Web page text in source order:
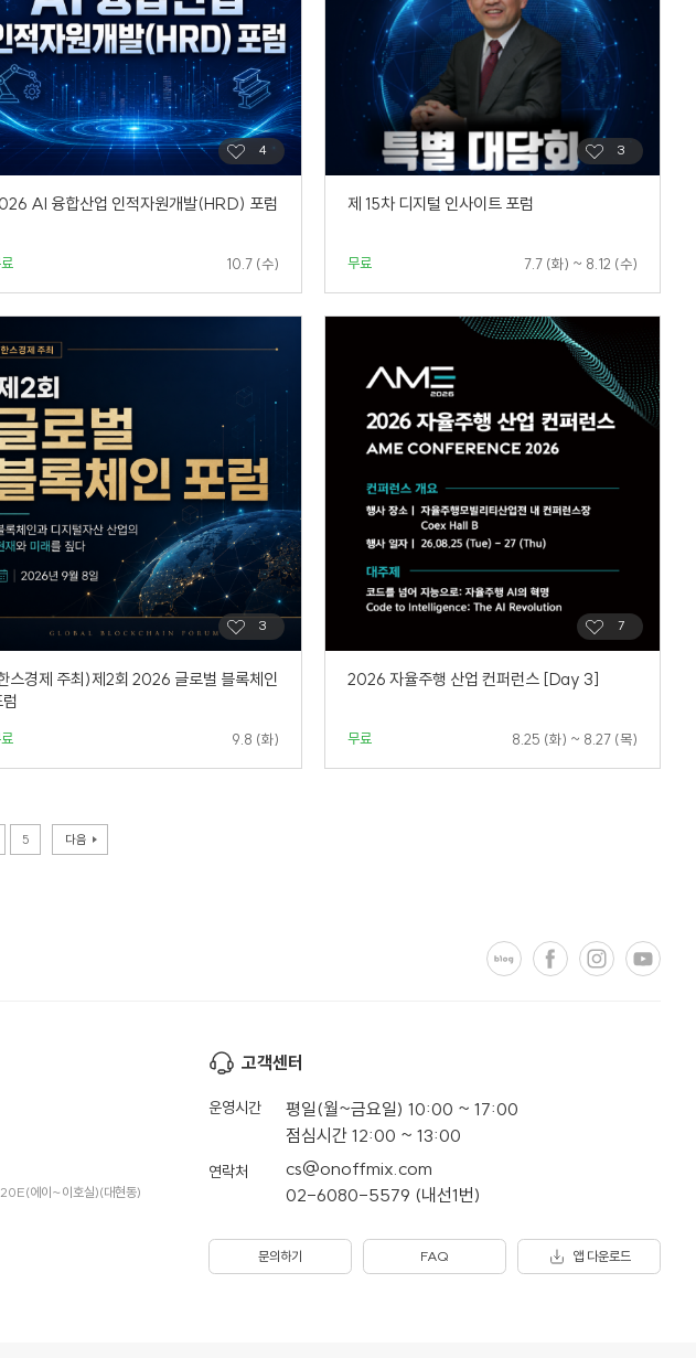
AI 융합산업 인적자원개발(HRD) 포럼
10.7 (수)
제 15차 디지털 인사이트 포럼
무료 7.7 (화) ~ 8.12 (수)
스경제 주최)제2회 2026 글로벌 블록체인
9.8 (화)
2026 자율주행 산업 컨퍼런스 [Day 3]
무료 8.25 (화) ~ 8.27 (목)
5 다음
에이~이호실)(대현동)
고객센터
운영시간
평일(월~금요일) 10:00 ~ 17:00
점심시간 12:00 ~ 13:00
연락처
cs@onoffmix.com
02-6080-5579 (내선1번)
문의하기 FAQ 앱 다운로드